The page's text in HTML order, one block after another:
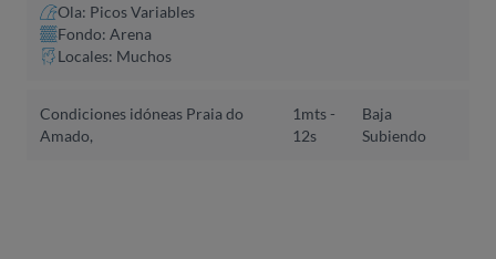
Ola: Picos Variables
Fondo: Arena
Locales: Muchos
Condiciones idóneas Praia do
Amado,
1mts -
12s
Baja
Subiendo